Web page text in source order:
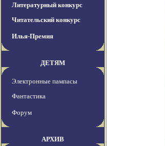
Литературный конкурс
Читательский конкурс
Илья-Премия
ДЕТЯМ
Электронные пампасы
Фантастика
Форум
АРХИВ